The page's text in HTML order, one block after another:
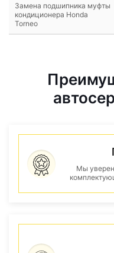
Замена подшипника муфты
кондиционера Honda
Torneo
Мы